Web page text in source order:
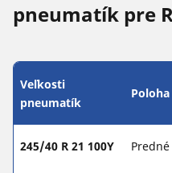
pneumatík pre
Veľkosti
pneumatík
Poloha
245/40 R 21 100Y Predné